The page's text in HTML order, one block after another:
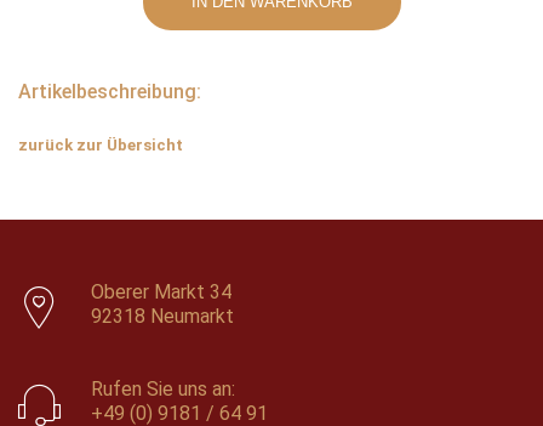
Artikelbeschreibung:
zurück zur Übersicht
Oberer Markt 34
92318 Neumarkt
Rufen Sie uns an:
+49 (0) 9181 / 64 91